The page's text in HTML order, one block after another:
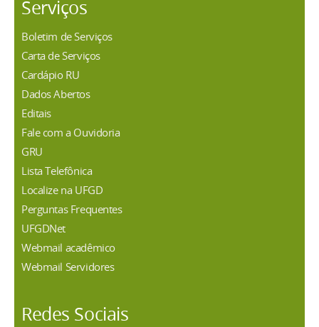
Serviços
Boletim de Serviços
Carta de Serviços
Cardápio RU
Dados Abertos
Editais
Fale com a Ouvidoria
GRU
Lista Telefônica
Localize na UFGD
Perguntas Frequentes
UFGDNet
Webmail acadêmico
Webmail Servidores
Redes Sociais